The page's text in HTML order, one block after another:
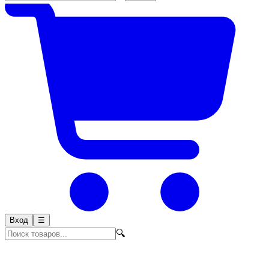
Вход ☰
🔍